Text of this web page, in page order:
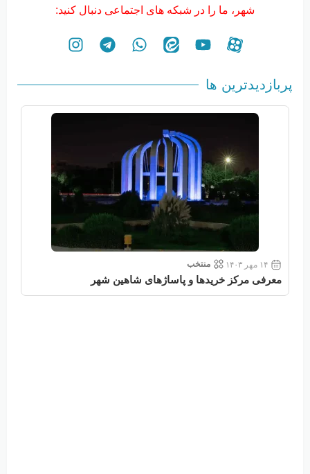
شهر، ما را در شبکه های اجتماعی دنبال کنید:
پربازدیدترین ها
۱۴ مهر ۱۴۰۳ منتخب
معرفی مرکز خریدها و پاساژهای شاهین شهر